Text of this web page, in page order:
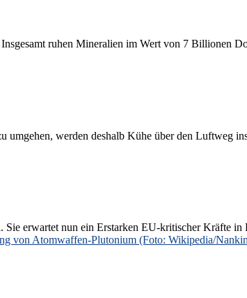
ruhen Mineralien im Wert von 7 Billionen
werden deshalb Kühe über den Luftweg
erwartet nun ein Erstarken EU-kritischer Kräfte in